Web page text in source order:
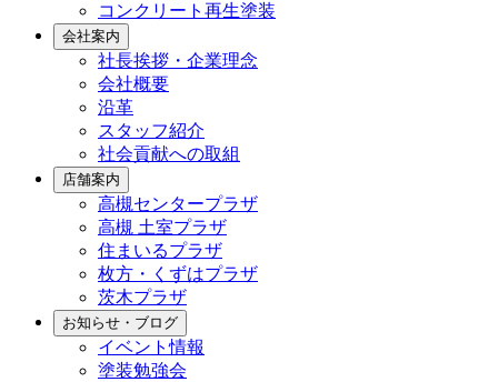
コンクリート再生塗装
会社案内
社長挨拶・企業理念
会社概要
沿革
スタッフ紹介
社会貢献への取組
店舗案内
高槻センタープラザ
高槻 土室プラザ
住まいるプラザ
枚方・くずはプラザ
茨木プラザ
お知らせ・ブログ
イベント情報
塗装勉強会